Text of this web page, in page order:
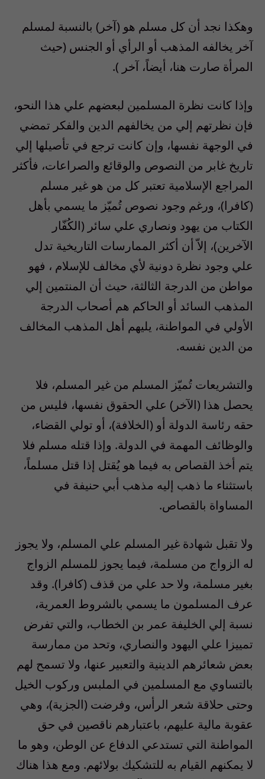
وهكذا نجد أن كل مسلم هو (آخر) بالنسبة لمسلم
آخر يخالفه المذهب أو الرأي أو الجنس (حيث
المرأة صارت هنا، أيضاً، آخر ).
وإذا كانت نظرة المسلمين لبعضهم علي هذا النحو،
فإن نظرتهم إلي من يخالفهم الدين والفكر تمضي
في الوجهة نفسها، وإن كانت ترجع في تأصيلها إلي
تاريخ غابر من النصوص والوقائع والصراعات، فأكثر
المراجع الإسلامية تعتبر كل من هو غير مسلم
(كافرا)، ورغم وجود نصوص تُميّز ما يسمي بأهل
الكتاب من يهود ونصاري علي سائر (الكُفّار
الآخرين)، إلاّ أن أكثر الممارسات التاريخية تدل
علي وجود نظرة دونية لأي مخالف للإسلام ، فهو
مواطن من الدرجة الثالثة، حيث أن المنتمين إلي
المذهب السائد أو الحاكم هم أصحاب الدرجة
الأولي في المواطنة، يليهم أهل المذهب المخالف
من الدين نفسه.
والتشريعات تُميّز المسلم من غير المسلم، فلا
يحصل هذا (الآخر) علي الحقوق نفسها، فليس من
حقه رئاسة الدولة أو (الخلافة)، أو تولي القضاء،
والوظائف المهمة في الدولة. وإذا قتله مسلم فلا
يتم أخذ القصاص به فيما هو يُقتل إذا قتل مسلماً،
باستثناء ما ذهب إليه مذهب أبي حنيفة في
المساواة بالقصاص.
ولا تقبل شهادة غير المسلم علي المسلم، ولا يجوز
له الزواج من مسلمة، فيما يجوز للمسلم الزواج
بغير مسلمة، ولا حد علي من قذف (كافرا). وقد
عرف المسلمون ما يسمي بالشروط العمرية،
نسبة إلي الخليفة عمر بن الخطاب، والتي تفرض
تمييزا علي اليهود والنصاري، وتحد من ممارسة
بعض شعائرهم الدينية والتعبير عنها، ولا تسمح لهم
بالتساوي مع المسلمين في الملبس وركوب الخيل
وحتى حلاقة شعر الرأس، وفرضت (الجزية)، وهي
عقوبة مالية عليهم، باعتبارهم ناقصين في حق
المواطنة التي تستدعي الدفاع عن الوطن، وهو ما
لا يمكنهم القيام به للتشكيك بولائهم. ومع هذا هناك